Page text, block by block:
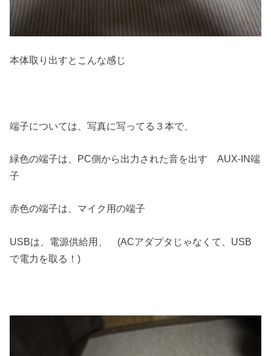
本体取り出すとこんな感じ
端子については、写真に写ってる３本で、
緑色の端子は、PC側から出力された音を出す AUX-IN端
子
赤色の端子は、マイク用の端子
USBは、電源供給用、 (ACアダプタじゃなくて、USB
で電力を取る！)